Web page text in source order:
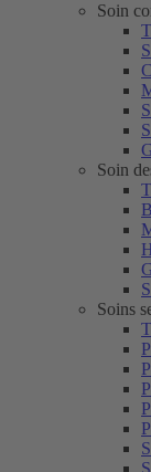
Soin
Soin
Soins